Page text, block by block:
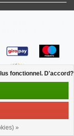
fonctionnel. D'accord?
»